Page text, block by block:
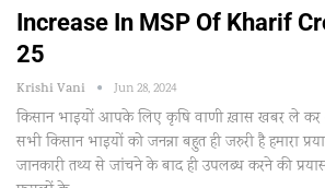
Increase In MSP Of Kharif
25
Krishi Vani Jun 28, 2024
किसान भाइयों आपके लिए कृषि वाणी ख़ास खबर ले
सभी किसान भाइयों को जनन्ना बहुत ही जरुरी है हमारा
जानकारी तथ्य से जांचने के बाद ही उपलब्ध करने की